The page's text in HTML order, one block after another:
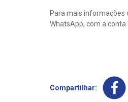
Para mais informações
WhatsApp, com a
Compartilhar: